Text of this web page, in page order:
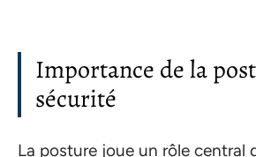
Importance de la
sécurité
La posture joue un rôle central